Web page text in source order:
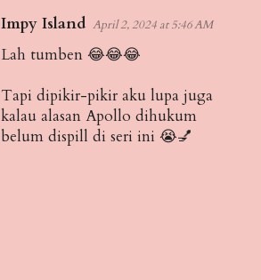
Impy Island April 2, 2024 at 5:46 AM
Lah tumben 😂😂😂
Tapi dipikir-pikir aku lupa juga
kalau alasan Apollo dihukum
belum dispill di seri ini 😭💅